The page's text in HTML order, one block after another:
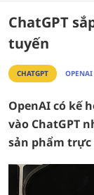
ChatGPT
tuyến
CHATGPT OPENAI
OpenAI có kế
vào ChatGPT
sản phẩm